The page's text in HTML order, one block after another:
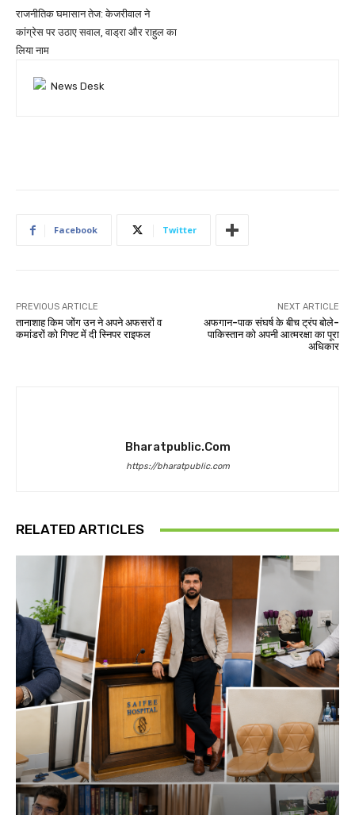
राजनीतिक घमासान तेज: केजरीवाल ने
कांग्रेस पर उठाए सवाल, वाड्रा और राहुल का
लिया नाम
Facebook Twitter
PREVIOUS ARTICLE
तानाशाह किम जोंग उन ने अपने अफसरों व
कमांडरों को गिफ्ट में दी स्निपर राइफल
NEXT ARTICLE
अफगान-पाक संघर्ष के बीच ट्रंप बोले-
पाकिस्तान को अपनी आत्मरक्षा का पूरा
अधिकार
Bharatpublic.com
https://bharatpublic.com
RELATED ARTICLES